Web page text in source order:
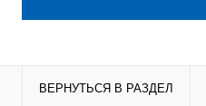
ВЕРНУТЬСЯ В РАЗДЕЛ